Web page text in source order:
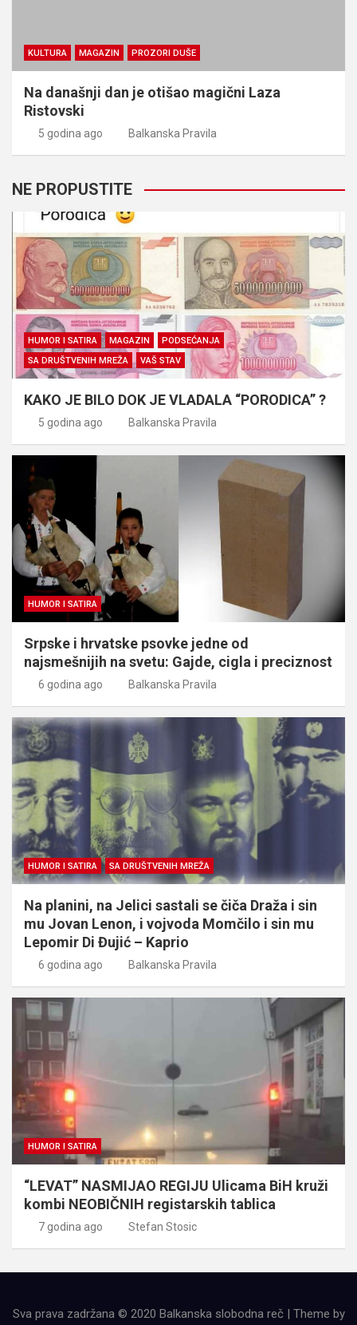
KULTURA MAGAZIN PROZORI DUŠE
Na današnji dan je otišao magični Laza
Ristovski
5 godina ago Balkanska Pravila
NE PROPUSTITE
HUMOR I SATIRA MAGAZIN
PODSEĆANJA
SA DRUŠTVENIH MREŽA
VAŠ STAV
KAKO JE BILO DOK JE VLADALA “PORODICA” ?
5 godina ago Balkanska Pravila
HUMOR I SATIRA
Srpske i hrvatske psovke jedne od
najsmešnijih na svetu: Gajde, cigla i preciznost
6 godina ago Balkanska Pravila
HUMOR I SATIRA SA DRUŠTVENIH MREŽA
Na planini, na Jelici sastali se čiča Draža i sin
mu Jovan Lenon, i vojvoda Momčilo i sin mu
Lepomir Di Đujić – Kaprio
6 godina ago Balkanska Pravila
HUMOR I SATIRA
“LEVAT” NASMIJAO REGIJU Ulicama BiH kruži
kombi NEOBIČNIH registarskih tablica
7 godina ago Stefan Stosic
Sva prava zadržana © 2020 Balkanska slobodna reč | Theme by